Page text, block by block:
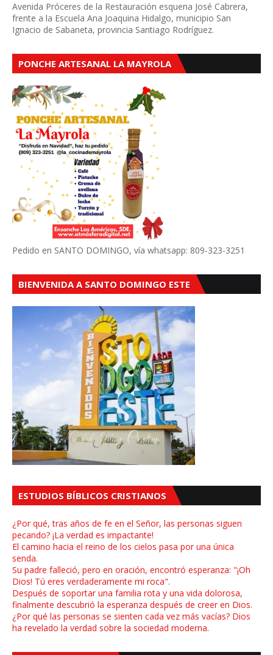
Avenida Próceres de la Restauración esquena José Cabrera,
frente a la Escuela Ana Joaquina Hidalgo, municipio San
Ignacio de Sabaneta, provincia Santiago Rodríguez.
PONCHE ARTESANAL LA MAYROLA
Pedido en SANTO DOMINGO, vía whatsapp: 809-323-3251
BIENVENIDA A SANTO DOMINGO ESTE
ESTUDIOS BÍBLICOS CRISTIANOS
¿Por qué, tras años de fe en el Señor, las personas siguen
pecando? ¡La verdad es impactante!
El camino hacia el reino de los cielos pasa por una única
senda.
Su padre falleció, pero en oración, encontró esperanza: "¡Oh
Dios! Tú eres verdaderamente mi roca".
Después de soportar una familia rota y una vida dolorosa,
finalmente descubrió la esperanza después de creer en Dios.
¿Por qué las personas se sienten cada vez más vacías? Dios
ha revelado la verdad sobre la sociedad moderna.